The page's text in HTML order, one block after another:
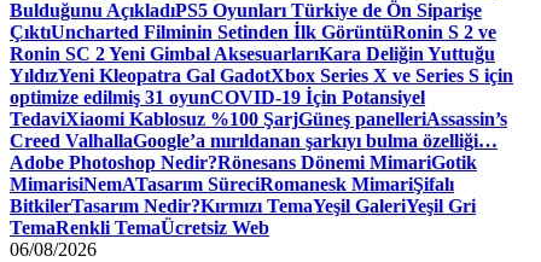
Bulduğunu AçıkladıPS5 Oyunları Türkiye de Ön Siparişe
ÇıktıUncharted Filminin Setinden İlk GörüntüRonin S 2 ve
Ronin SC 2 Yeni Gimbal AksesuarlarıKara Deliğin Yuttuğu
YıldızYeni Kleopatra Gal GadotXbox Series X ve Series S için
optimize edilmiş 31 oyunCOVID-19 İçin Potansiyel
TedaviXiaomi Kablosuz %100 ŞarjGüneş panelleriAssassin’s
Creed ValhallaGoogle’a mırıldanan şarkıyı bulma özelliği…
Adobe Photoshop Nedir?Rönesans Dönemi MimariGotik
MimarisiNemATasarım SüreciRomanesk MimariŞifalı
BitkilerTasarım Nedir?Kırmızı TemaYeşil GaleriYeşil Gri
TemaRenkli TemaÜcretsiz Web
06/08/2026